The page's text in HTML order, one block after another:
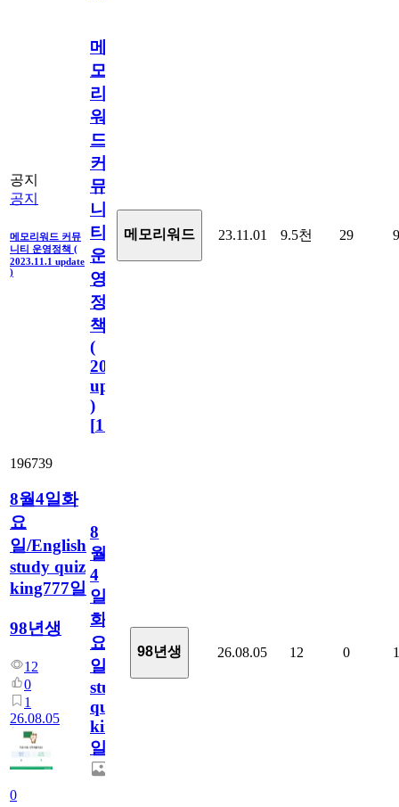
공지
공지
메모리워드 커뮤
니티 운영정책 (
2023.11.1 update
)
메
모
리
워
드
커
뮤
니
티
운
영
정
책
(
2023.11.1
update
)
[110
메모리워드 23.11.01 9.5천 29 9
196739
8월4일화
요
일/English
study quiz
king777일
98년생
12
0
1
26.08.05
0
8
월
4
일
화
요
일/English
study
quiz
king777
일
98년생 26.08.05 12 0 1